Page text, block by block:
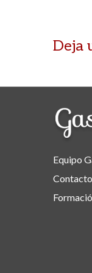
Deja
Equipo
Contacto